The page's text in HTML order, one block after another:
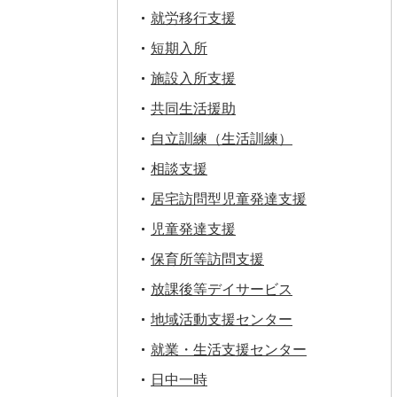
就労移行支援
短期入所
施設入所支援
共同生活援助
自立訓練（生活訓練）
相談支援
居宅訪問型児童発達支援
児童発達支援
保育所等訪問支援
放課後等デイサービス
地域活動支援センター
就業・生活支援センター
日中一時